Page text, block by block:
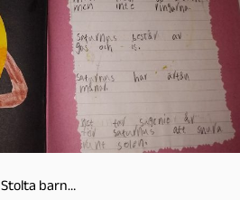
Stolta barn…